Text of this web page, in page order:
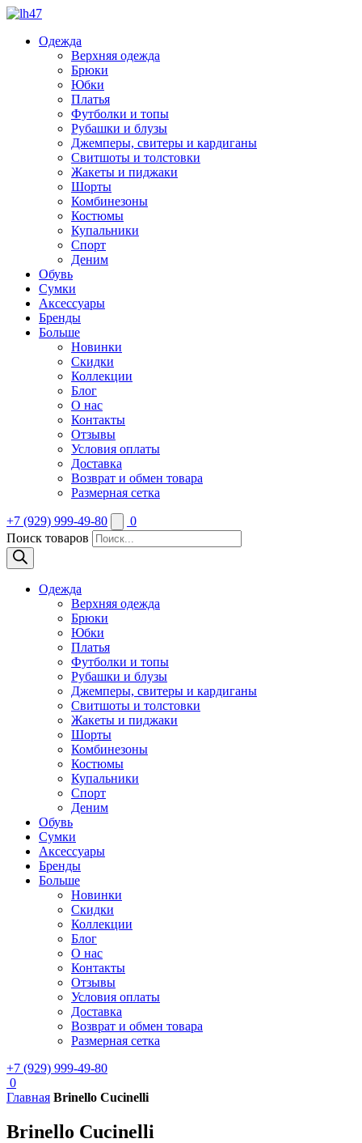
Одежда
Верхняя одежда
Брюки
Юбки
Платья
Футболки и топы
Рубашки и блузы
Джемперы, свитеры и кардиганы
Свитшоты и толстовки
Жакеты и пиджаки
Шорты
Комбинезоны
Костюмы
Купальники
Спорт
Деним
Обувь
Сумки
Аксессуары
Бренды
Больше
Новинки
Скидки
Коллекции
Блог
О нас
Контакты
Отзывы
Условия оплаты
Доставка
Возврат и обмен товара
Размерная сетка
+7 (929) 999-49-80
0
Поиск товаров
Одежда
Верхняя одежда
Брюки
Юбки
Платья
Футболки и топы
Рубашки и блузы
Джемперы, свитеры и кардиганы
Свитшоты и толстовки
Жакеты и пиджаки
Шорты
Комбинезоны
Костюмы
Купальники
Спорт
Деним
Обувь
Сумки
Аксессуары
Бренды
Больше
Новинки
Скидки
Коллекции
Блог
О нас
Контакты
Отзывы
Условия оплаты
Доставка
Возврат и обмен товара
Размерная сетка
+7 (929) 999-49-80
0
Главная Brinello Cucinelli
Brinello Cucinelli